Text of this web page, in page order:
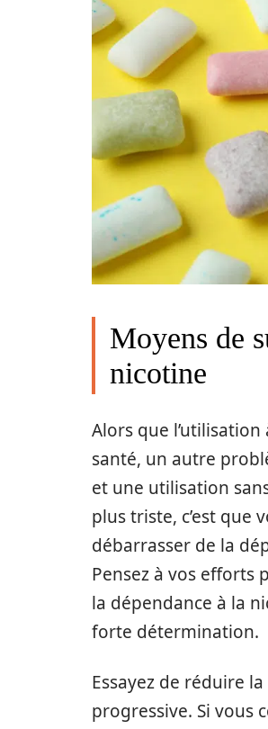
Moyens de
nicotine
Alors que
santé, un autre
et une utilisation
plus triste, c’est que
débarrasser de la
Pensez à vos efforts
la dépendance à la
forte détermination.
Essayez de réduire
progressive. Si vous